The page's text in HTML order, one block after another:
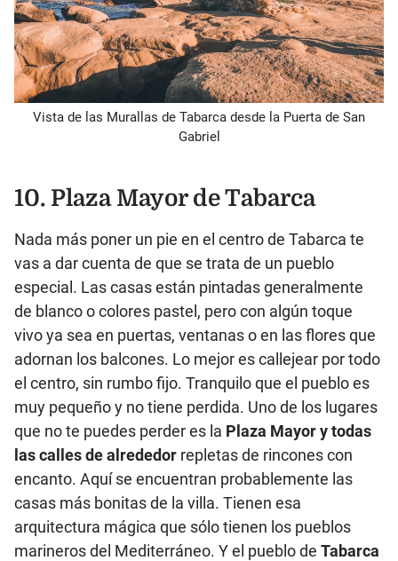
Vista de las Murallas de Tabarca desde la Puerta de San
Gabriel
10. Plaza Mayor de Tabarca
Nada más poner un pie en el centro de Tabarca te
vas a dar cuenta de que se trata de un pueblo
especial. Las casas están pintadas generalmente
de blanco o colores pastel, pero con algún toque
vivo ya sea en puertas, ventanas o en las flores que
adornan los balcones. Lo mejor es callejear por todo
el centro, sin rumbo fijo. Tranquilo que el pueblo es
muy pequeño y no tiene perdida. Uno de los lugares
que no te puedes perder es la Plaza Mayor y todas
las calles de alrededor repletas de rincones con
encanto. Aquí se encuentran probablemente las
casas más bonitas de la villa. Tienen esa
arquitectura mágica que sólo tienen los pueblos
marineros del Mediterráneo. Y el pueblo de Tabarca